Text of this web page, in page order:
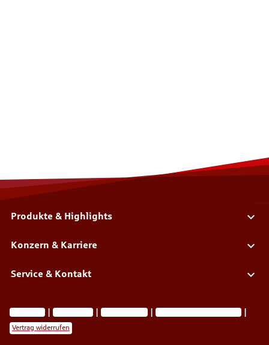
Produkte & Highlights
Konzern & Karriere
Service & Kontakt
Impressum Datenschutz Barrierefreiheit
Privatsphäre-Einstellungen
Vertrag widerrufen